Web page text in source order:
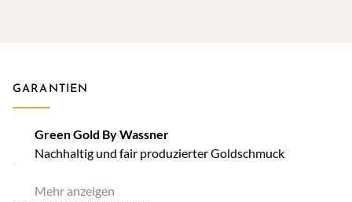
GARANTIEN
Green Gold By Wassner
Nachhaltig und fair produzierter Goldschmuck
Mehr anzeigen